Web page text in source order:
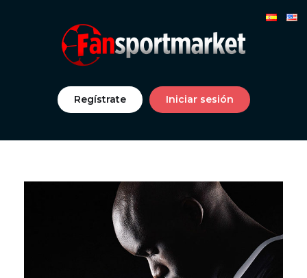
Regístrate Iniciar sesión